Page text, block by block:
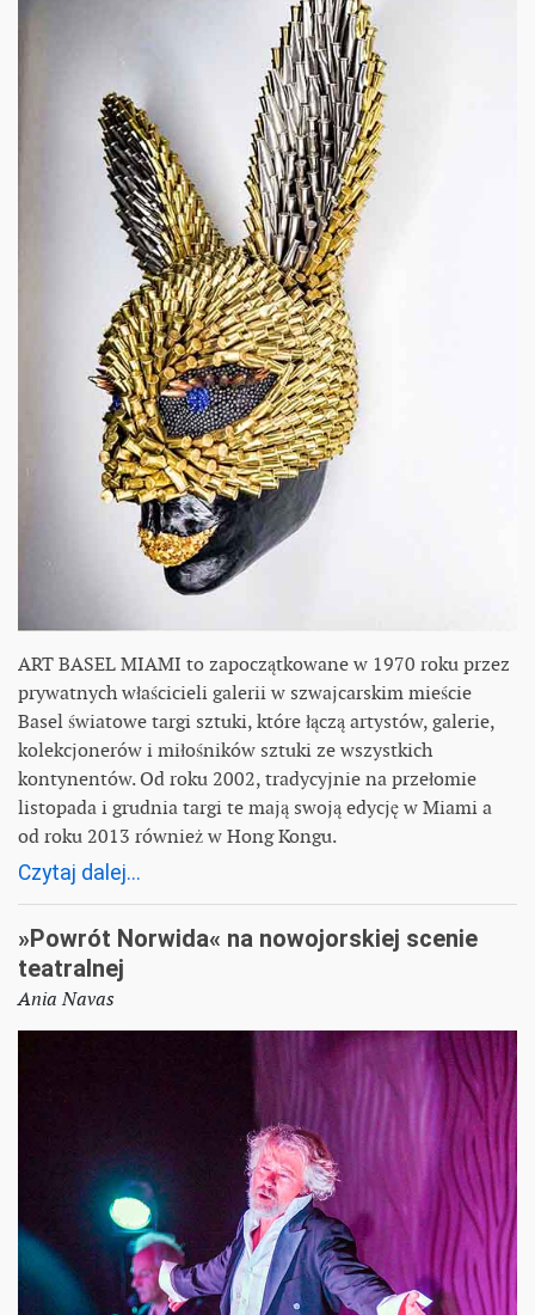
ART BASEL MIAMI to zapoczątkowane w 1970 roku przez
prywatnych właścicieli galerii w szwajcarskim mieście
Basel światowe targi sztuki, które łączą artystów, galerie,
kolekcjonerów i miłośników sztuki ze wszystkich
kontynentów. Od roku 2002, tradycyjnie na przełomie
listopada i grudnia targi te mają swoją edycję w Miami a
od roku 2013 również w Hong Kongu.
Czytaj dalej...
»Powrót Norwida« na nowojorskiej scenie
teatralnej
Ania Navas